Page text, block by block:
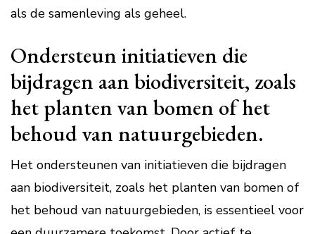
als de samenleving als geheel.
Ondersteun initiatieven die
bijdragen aan biodiversiteit, zoals
het planten van bomen of het
behoud van natuurgebieden.
Het ondersteunen van initiatieven die bijdragen
aan biodiversiteit, zoals het planten van bomen of
het behoud van natuurgebieden, is essentieel voor